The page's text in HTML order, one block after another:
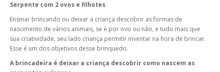
Serpente com 2 ovos e filhotes
Ensinar brincando ou deixar a criança descobrir as formas de
nascimento de vários animais, se é por ovo ou não, e tudo mais que
sua criatividade, seu lado criança permitir inventar na hora de brincar.
Esse é um dos objetivos desse brinquedo.
A brincadeira é deixar a criança descobrir como nascem as